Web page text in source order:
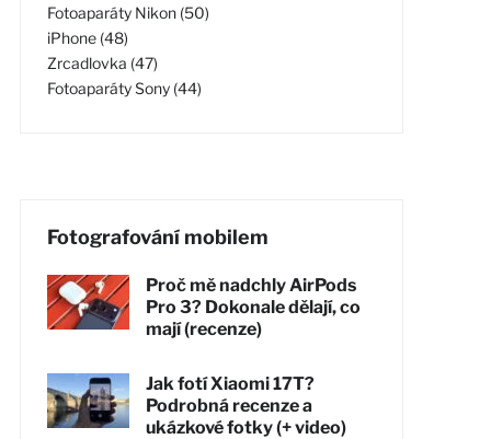
Fotoaparáty Nikon (50)
iPhone (48)
Zrcadlovka (47)
Fotoaparáty Sony (44)
Fotografování mobilem
Proč mě nadchly AirPods
Pro 3? Dokonale dělají, co
mají (recenze)
Jak fotí Xiaomi 17T?
Podrobná recenze a
ukázkové fotky (+ video)